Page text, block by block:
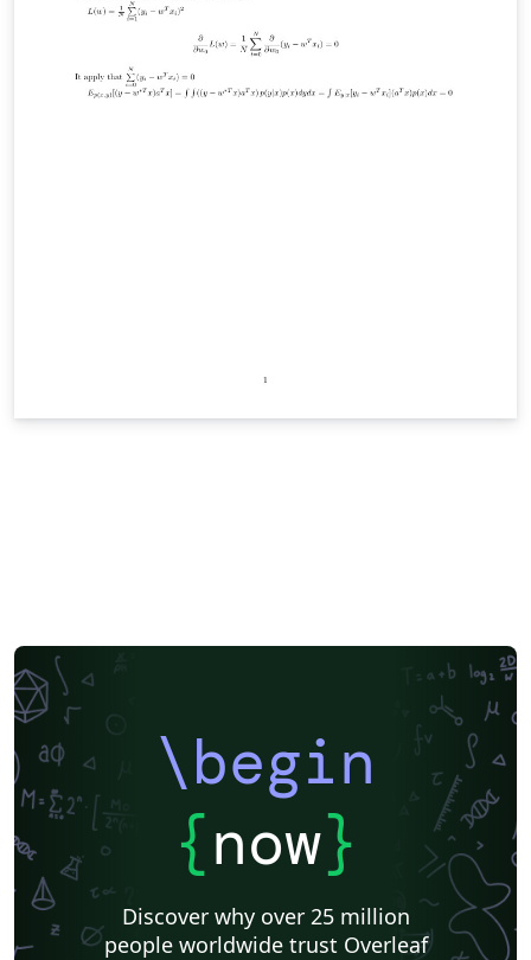
\begin
{now}
Discover why over 25 million
people worldwide trust Overleaf